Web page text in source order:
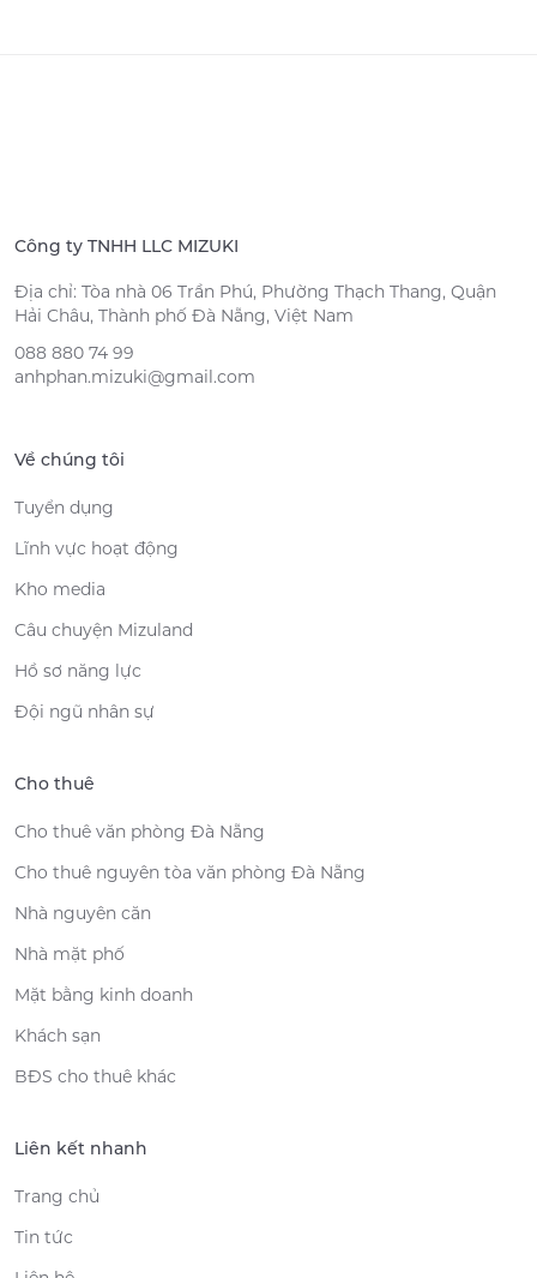
Công ty TNHH LLC MIZUKI
Địa chỉ: Tòa nhà 06 Trần Phú, Phường Thạch Thang, Quận
Hải Châu, Thành phố Đà Nẵng, Việt Nam
088 880 74 99
anhphan.mizuki@gmail.com
Về chúng tôi
Tuyển dụng
Lĩnh vực hoạt động
Kho media
Câu chuyện Mizuland
Hồ sơ năng lực
Đội ngũ nhân sự
Cho thuê
Cho thuê văn phòng Đà Nẵng
Cho thuê nguyên tòa văn phòng Đà Nẵng
Nhà nguyên căn
Nhà mặt phố
Mặt bằng kinh doanh
Khách sạn
BĐS cho thuê khác
Liên kết nhanh
Trang chủ
Tin tức